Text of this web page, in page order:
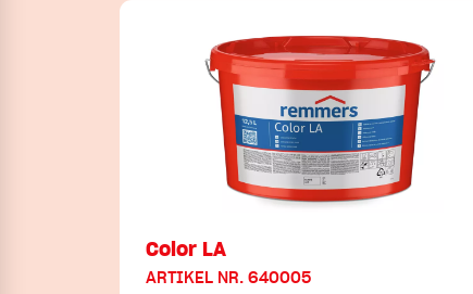
Color LA
ARTIKEL NR. 640005